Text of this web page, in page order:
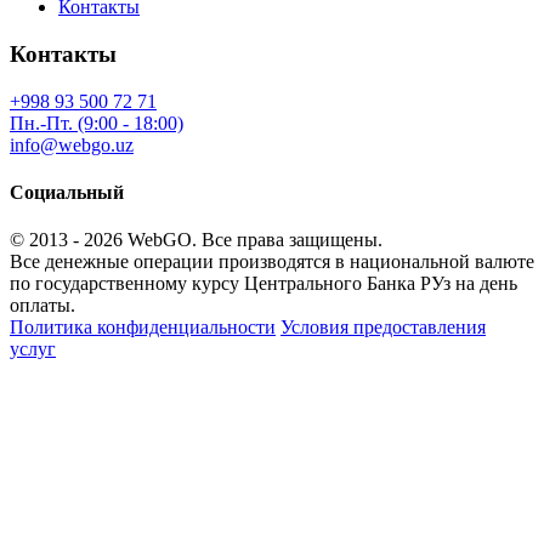
Контакты
Контакты
+998 93 500 72 71
Пн.-Пт. (9:00 - 18:00)
info@webgo.uz
Социальный
© 2013 - 2026 WebGO. Все права защищены.
Все денежные операции производятся в национальной валюте
по государственному курсу Центрального Банка РУз на день
оплаты.
Политика конфиденциальности Условия предоставления
услуг